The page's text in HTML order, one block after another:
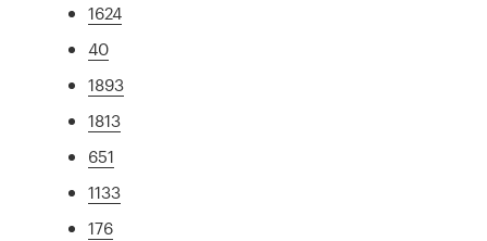
1624
40
1893
1813
651
1133
176